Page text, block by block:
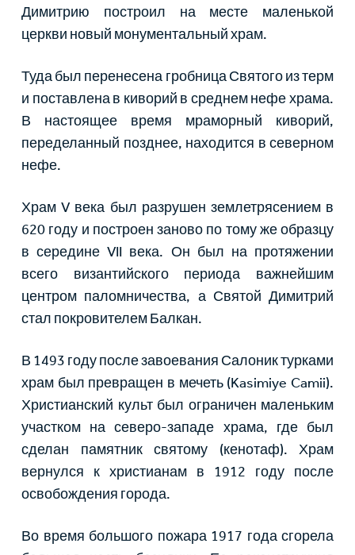
Димитрию построил на месте маленькой
церкви новый монументальный храм.
Туда был перенесена гробница Святого из терм
и поставлена в киворий в среднем нефе храма.
В настоящее время мраморный киворий,
переделанный позднее, находится в северном
нефе.
Храм V века был разрушен землетрясением в
620 году и построен заново по тому же образцу
в середине VII века. Он был на протяжении
всего византийского периода важнейшим
центром паломничества, а Святой Димитрий
стал покровителем Балкан.
В 1493 году после завоевания Салоник турками
храм был превращен в мечеть (Kasimiye Camii).
Христианский культ был ограничен маленьким
участком на северо-западе храма, где был
сделан памятник святому (кенотаф). Храм
вернулся к христианам в 1912 году после
освобождения города.
Во время большого пожара 1917 года сгорела